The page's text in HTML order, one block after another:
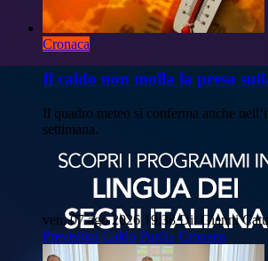
Cronaca
Il caldo non molla la presa
Il quadro meteo si conferma anche
settimana.
ven, 07 ago 2026 19:38 Di: Gianni
Previsioni Caldo Puglia Cronaca